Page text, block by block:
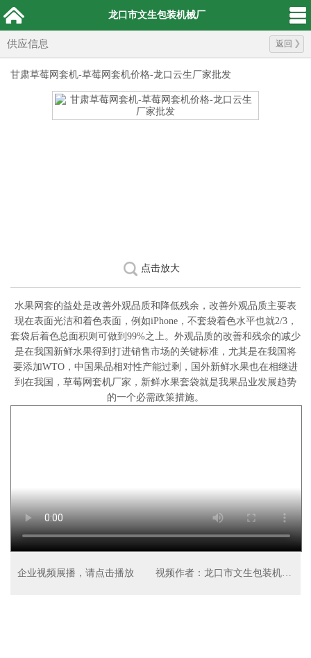
龙口市文生包装机械厂
供应信息 返回
甘肃草莓网套机-草莓网套机价格-龙口云生厂家批发
点击放大
水果网套的益处是改善外观品质和降低残余，改善外观品质主要表
现在表面光洁和着色表面，例如iPhone，不套袋着色水平也就2/3，
套袋后着色总面积则可做到99%之上。外观品质的改善和残余的减少
是在我国新鲜水果得到打进销售市场的关键标准，尤其是在我国将
要添加WTO，中国果品相对性产能过剩，国外新鲜水果也在相继进
到在我国，草莓网套机厂家，新鲜水果套袋就是我果品业发展趋势
的一个必需政策措施。
企业视频展播，请点击播放 视频作者：龙口市文生包装机械厂